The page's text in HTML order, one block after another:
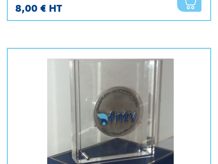
8,00 € HT